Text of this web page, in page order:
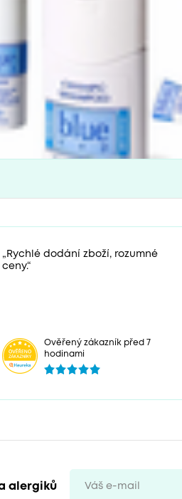
„Rychlé dodání zboží, rozumné
ceny.“
Ověřený zákazník před 7
hodinami
alergiků